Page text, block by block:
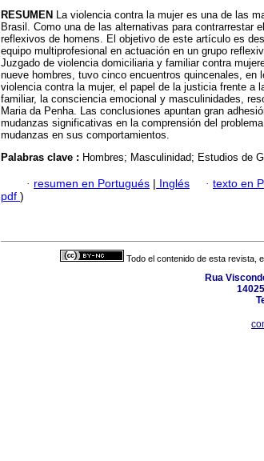
RESUMEN La violencia contra la mujer es una de las
Brasil. Como una de las alternativas para contrarrestar
reflexivos de homens. El objetivo de este artículo es
equipo multiprofesional en actuación en un grupo
Juzgado de violencia domiciliaria y familiar contra
nueve hombres, tuvo cinco encuentros quincenales, en
violencia contra la mujer, el papel de la justicia frente a
familiar, la consciencia emocional y masculinidades,
Maria da Penha. Las conclusiones apuntan gran
mudanzas significativas en la comprensión del
mudanzas en sus comportamientos.
Palabras clave : Hombres; Masculinidad; Estudios de
· resumen en Portugués | Inglés · texto en
pdf )
Todo el contenido de esta revista,
Rua